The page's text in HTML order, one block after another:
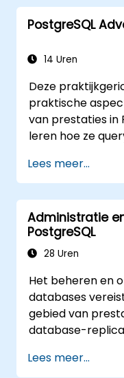
PostgreSQL
14 Uren
Deze
praktische
van prestaties in
leren hoe ze
werkbelasting
middel van reële
leren zij hoe
systeemniveau
geïdentificeerd
Lees meer...
Administratie
PostgreSQL
28 Uren
Het beheren en
databases
gebied van
database-
de basisprincipes
Lees meer...